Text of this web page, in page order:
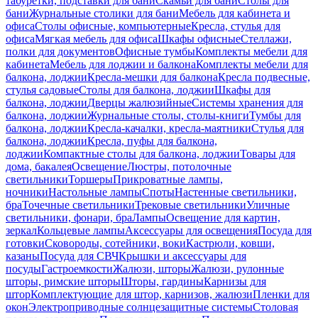
баниЖурнальные столики для баниМебель для кабинета и
офисаСтолы офисные, компьютерныеКресла, стулья для
офисаМягкая мебель для офисаШкафы офисныеСтеллажи,
полки для документовОфисные тумбыКомплекты мебели для
кабинетаМебель для лоджии и балконаКомплекты мебели для
балкона, лоджииКресла-мешки для балконаКресла подвесные,
стулья садовыеСтолы для балкона, лоджииШкафы для
балкона, лоджииДверцы жалюзийныеСистемы хранения для
балкона, лоджииЖурнальные столы, столы-книгиТумбы для
балкона, лоджииКресла-качалки, кресла-маятникиСтулья для
балкона, лоджииКресла, пуфы для балкона,
лоджииКомпактные столы для балкона, лоджииТовары для
дома, бакалеяОсвещениеЛюстры, потолочные
светильникиТоршерыПрикроватные лампы,
ночникиНастольные лампыСпотыНастенные светильники,
браТочечные светильникиТрековые светильникиУличные
светильники, фонари, браЛампыОсвещение для картин,
зеркалКольцевые лампыАксессуары для освещенияПосуда для
готовкиСковороды, сотейники, вокиКастрюли, ковши,
казаныПосуда для СВЧКрышки и аксессуары для
посудыГастроемкостиЖалюзи, шторыЖалюзи, рулонные
шторы, римские шторыШторы, гардиныКарнизы для
шторКомплектующие для штор, карнизов, жалюзиПленки для
оконЭлектроприводные солнцезащитные системыСтоловая